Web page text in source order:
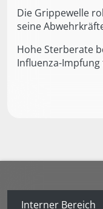
Die Grippewelle
seine
Hohe Sterberate
Influenza-
Interner Bereich